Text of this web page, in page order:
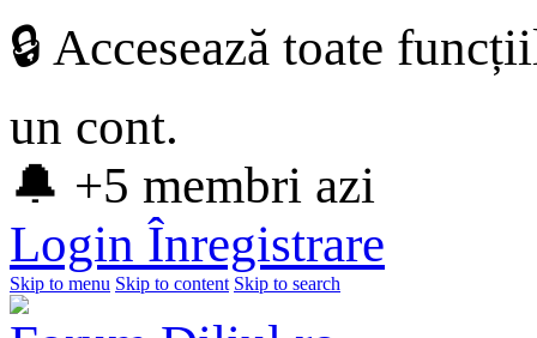
🔒 Accesează toate
un cont.
🔔 +5 membri azi
Login Înregistrare
Skip to menu Skip to content Skip to search